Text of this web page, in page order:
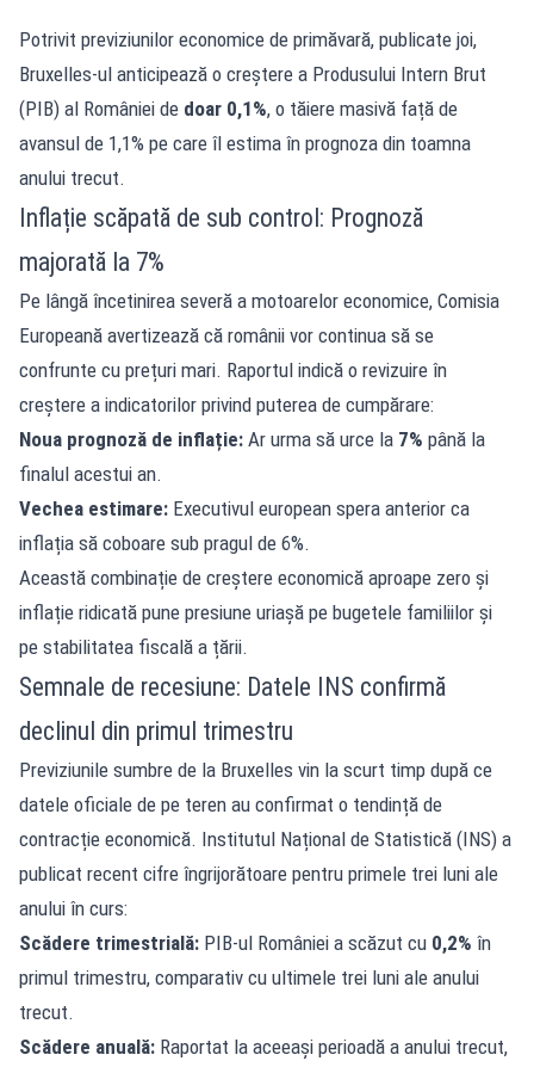
Potrivit previziunilor economice de primăvară, publicate joi,
Bruxelles-ul anticipează o creștere a Produsului Intern Brut
(PIB) al României de doar 0,1%, o tăiere masivă față de
avansul de 1,1% pe care îl estima în prognoza din toamna
anului trecut.
Inflație scăpată de sub control: Prognoză
majorată la 7%
Pe lângă încetinirea severă a motoarelor economice, Comisia
Europeană avertizează că românii vor continua să se
confrunte cu prețuri mari. Raportul indică o revizuire în
creștere a indicatorilor privind puterea de cumpărare:
Noua prognoză de inflație: Ar urma să urce la 7% până la
finalul acestui an.
Vechea estimare: Executivul european spera anterior ca
inflația să coboare sub pragul de 6%.
Această combinație de creștere economică aproape zero și
inflație ridicată pune presiune uriașă pe bugetele familiilor și
pe stabilitatea fiscală a țării.
Semnale de recesiune: Datele INS confirmă
declinul din primul trimestru
Previziunile sumbre de la Bruxelles vin la scurt timp după ce
datele oficiale de pe teren au confirmat o tendință de
contracție economică. Institutul Național de Statistică (INS) a
publicat recent cifre îngrijorătoare pentru primele trei luni ale
anului în curs:
Scădere trimestrială: PIB-ul României a scăzut cu 0,2% în
primul trimestru, comparativ cu ultimele trei luni ale anului
trecut.
Scădere anuală: Raportat la aceeași perioadă a anului trecut,